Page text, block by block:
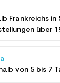
Frankreichs in
über
von 5 bis 7